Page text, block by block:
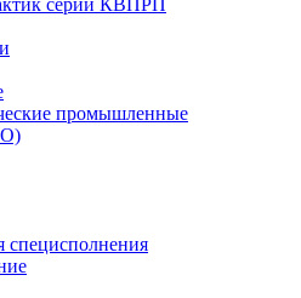
серии КВПРП
промышленные
специсполнения